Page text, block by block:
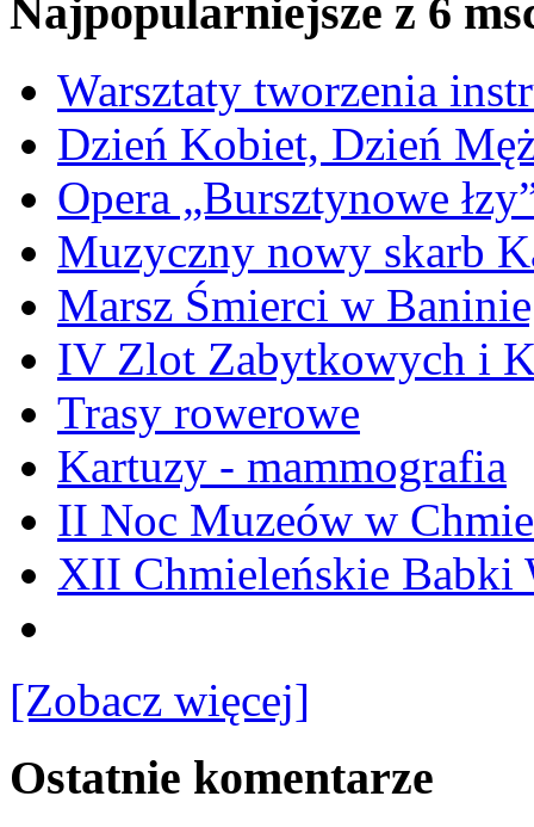
Najpopularniejsze z 6
Warsztaty tworzenia
Dzień Kobiet, Dzień
Opera „Bursztynowe
Muzyczny nowy skarb
Marsz Śmierci w
IV Zlot Zabytkowych i
Trasy rowerowe
Kartuzy - mammografia
II Noc Muzeów w
XII Chmieleńskie Babki
[Zobacz więcej]
Ostatnie komentarze